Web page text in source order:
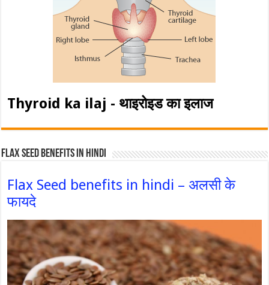
Thyroid ka ilaj - थाइरोइड का इलाज
Flax Seed Benefits in hindi
Flax Seed benefits in hindi – अलसी के
फायदे